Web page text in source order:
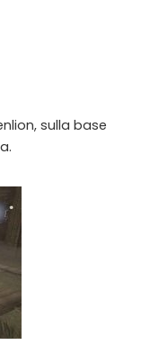
or email
else
sulla base